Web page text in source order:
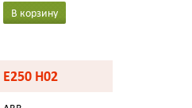
В корзину
E250 H02